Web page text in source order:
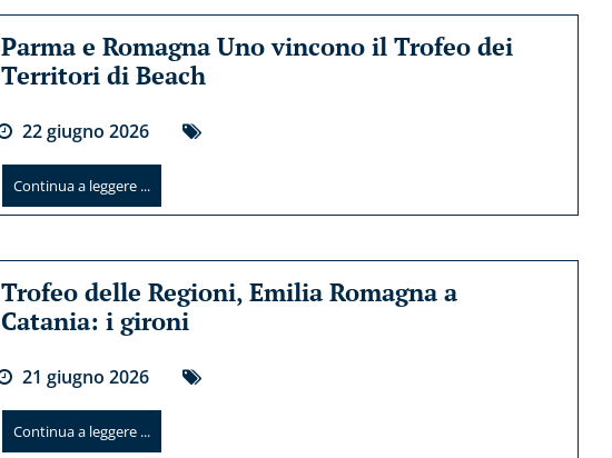
Parma e Romagna Uno vincono il Trofeo dei
Territori di Beach
22giugno 2026
Continua a leggere ...
Trofeo delle Regioni, Emilia Romagna a
Catania: i gironi
21 giugno 2026
Continua a leggere ...